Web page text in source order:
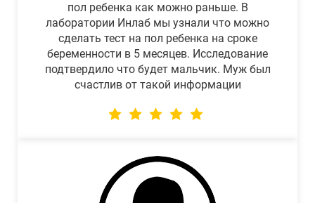
пол ребенка как можно раньше. В
лаборатории Инлаб мы узнали что можно
сделать тест на пол ребенка на сроке
беременности в 5 месяцев. Исследование
подтвердило что будет мальчик. Муж был
счастлив от такой информации